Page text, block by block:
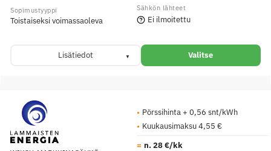
Toistaiseksi voimassaoleva Ei ilmoitettu
Lisätiedot Valitse
Pörssihinta + 0,56 snt/kWh
Kuukausimaksu 4,55 €
n. 28 €/kk